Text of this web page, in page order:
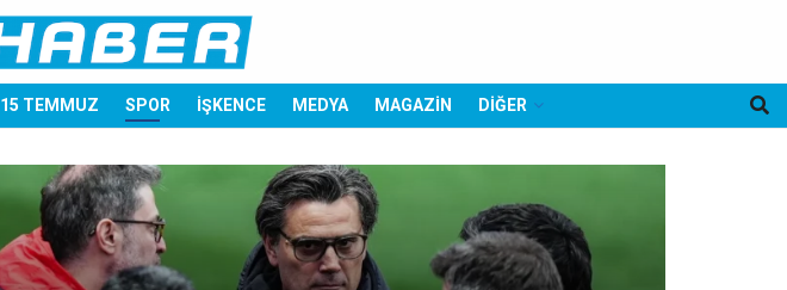
15 TEMMUZ SPOR İŞKENCE MEDYA MAGAZİN DİĞER